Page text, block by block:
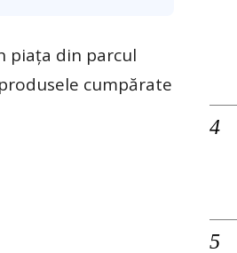
piața din parcul
cumpărate